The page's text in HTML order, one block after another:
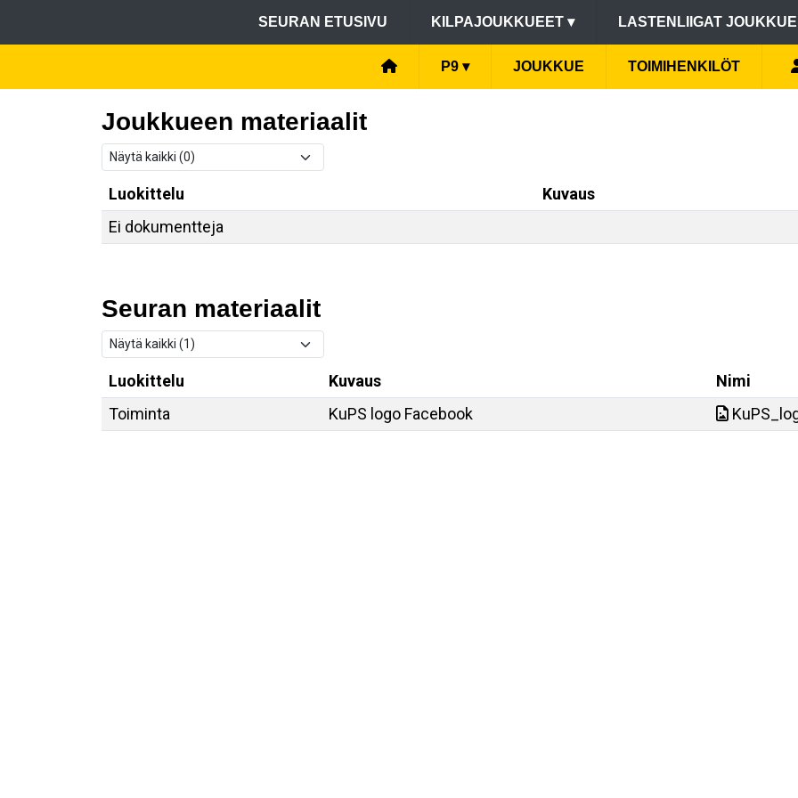
SEURAN ETUSIVU KILPAJOUKKUEET ▾ LASTENLIIGAT
P9 ▾ JOUKKUE TOIMIHENKILÖT
Joukkueen materiaalit
Luokittelu Kuvaus
Ei dokumentteja
Seuran materiaalit
Luokittelu Kuvaus
Nimi
Toiminta
KuPS logo Facebook